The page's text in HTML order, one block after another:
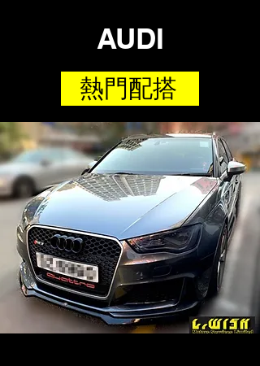
AUDI
熱門配搭